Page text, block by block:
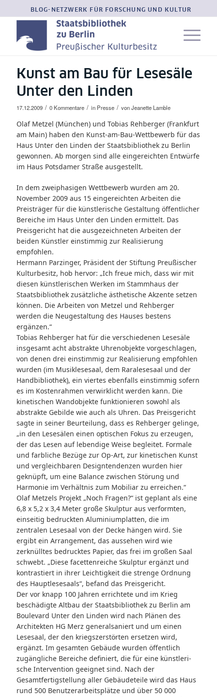
BLOG-NETZWERK FÜR FORSCHUNG UND KULTUR
Kunst am Bau für Lesesäle
Unter den Linden
17.12.2009 / 0 Kommentare / in Presse / vonJeanette Lamble
Olaf Metzel (München) und Tobias Rehberger (Frankfurt
am Main) haben den Kunst-am-Bau-Wettbewerb für das
Haus Unter den Linden der Staatsbibliothek zu Berlin
gewonnen. Ab morgen sind alle eingereichten Entwürfe
im Haus Potsdamer Straße ausgestellt.
In dem zweiphasigen Wettbewerb wurden am 20.
November 2009 aus 15 eingereichten Arbeiten die
Preisträger für die künstlerische Gestaltung öffentlicher
Bereiche im Haus Unter den Linden ermittelt. Das
Preisgericht hat die ausgezeichneten Arbeiten der
beiden Künstler einstimmig zur Realisierung
empfohlen.
Hermann Parzinger, Präsident der Stiftung Preußischer
Kulturbesitz, hob hervor: „Ich freue mich, dass wir mit
diesen künstlerischen Werken im Stammhaus der
Staatsbibliothek zu­sätzliche ästhetische Akzente setzen
können. Die Arbeiten von Metzel und Rehberger
werden die Neugestaltung des Hauses bestens
ergänzen.“
Tobias Rehberger hat für die verschiedenen Lesesäle
insgesamt acht abstrakte Uhrenob­jekte vorgeschlagen,
von denen drei einstimmig zur Realisierung empfohlen
wurden (im Musiklesesaal, dem Raralesesaal und der
Handbibliothek), ein viertes ebenfalls einstimmig sofern
es im Kostenrahmen verwirklicht werden kann. Die
kinetischen Wandobjekte funkti­onieren sowohl als
abstrakte Gebilde wie auch als Uhren. Das Preisgericht
sagte in seiner Beurteilung, dass es Rehberger gelinge,
„in den Lesesälen einen optischen Fokus zu er­zeugen,
der das Lesen auf lebendige Weise begleitet. Formale
und farbliche Bezüge zur Op-Art, zur kinetischen Kunst
und vergleichbaren Designtendenzen wurden hier
geknüpft, um eine Balance zwischen Störung und
Harmonie im Verhältnis zum Mobiliar zu errei­chen.“
Olaf Metzels Projekt „Noch Fragen?“ ist geplant als eine
6,8 x 5,2 x 3,4 Meter große Skulptur aus verformten,
einseitig bedruckten Aluminiumplatten, die im
zentralen Lesesaal von der Decke hängen wird. Sie
ergibt ein Arrangement, das aussehen wird wie
zerknülltes bedrucktes Papier, das frei im großen Saal
schwebt. „Diese facettenreiche Skulptur er­gänzt und
kontrastiert in ihrer Leichtigkeit die strenge Ordnung
des Hauptlesesaals“, be­fand das Preisgericht.
Der vor knapp 100 Jahren errichtete und im Krieg
beschädigte Altbau der Staatsbibliothek zu Berlin am
Boulevard Unter den Linden wird nach Plänen des
Architekten HG Merz ge­neralsaniert und um einen
Lesesaal, der den kriegszerstörten ersetzen wird,
ergänzt. Im gesamten Gebäude wurden öffentlich
zugängliche Bereiche definiert, die für eine künstleri­
sche Intervention geeignet sind. Nach der
Gesamtfertigstellung aller Gebäudeteile wird das Haus
rund 500 Benutzerarbeitsplätze und über 50 000